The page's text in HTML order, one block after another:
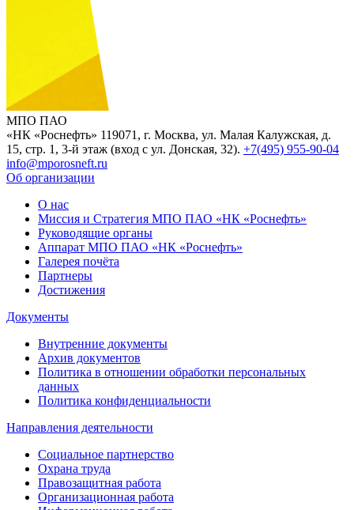
МПО ПАО
«НК «Роснефть» 119071, г. Москва, ул. Малая Калужская, д.
15, стр. 1, 3-й этаж (вход с ул. Донская, 32). +7(495) 955-90-04
info@mporosneft.ru
Об организации
О нас
Миссия и Стратегия МПО ПАО «НК «Роснефть»
Руководящие органы
Аппарат МПО ПАО «НК «Роснефть»
Галерея почёта
Партнеры
Достижения
Документы
Внутренние документы
Архив документов
Политика в отношении обработки персональных
данных
Политика конфиденциальности
Направления деятельности
Социальное партнерство
Охрана труда
Правозащитная работа
Организационная работа